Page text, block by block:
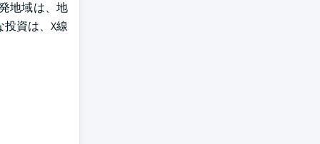
地域は、地
資は、X線